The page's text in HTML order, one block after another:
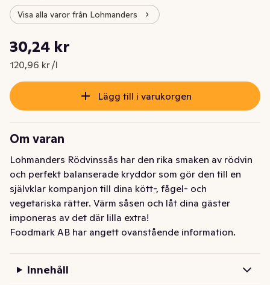
Visa alla varor från Lohmanders
Nuvarande pris är: 30,24 kr
30,24 kr
120,96 kr /l
Styckpris: 120,96 kr /l
Lägg till i varukorgen
Om varan
Lohmanders Rödvinssås har den rika smaken av rödvin
och perfekt balanserade kryddor som gör den till en
självklar kompanjon till dina kött-, fågel- och
vegetariska rätter. Värm såsen och låt dina gäster
imponeras av det där lilla extra!
Foodmark AB har angett ovanstående information.
Innehåll